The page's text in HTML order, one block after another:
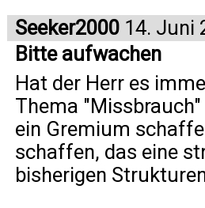
Seeker2000 14. Juni
Bitte aufwachen
Hat der Herr es
Thema
ein Gremium
schaffen, das eine
bisherigen